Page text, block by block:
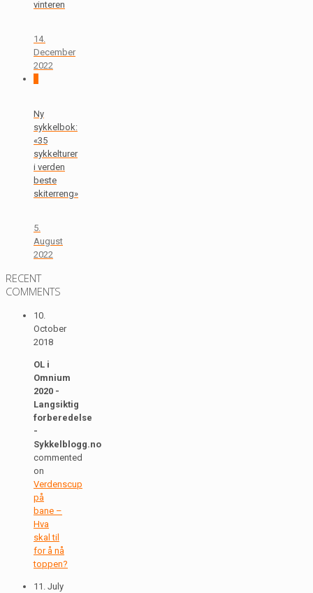
vinteren
14.
December
2022
Ny
sykkelbok:
«35
sykkelturer
i verden
beste
skiterreng»
5.
August
2022
RECENT
COMMENTS
10.
October
2018
OL i
Omnium
2020 -
Langsiktig
forberedelse
-
Sykkelblogg.no
commented
on
Verdenscup
på
bane –
Hva
skal til
for å nå
toppen?
11. July